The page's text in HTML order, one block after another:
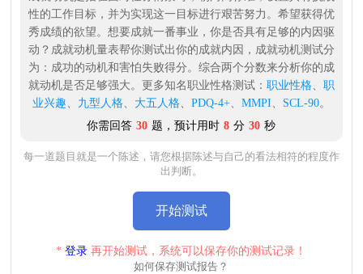
性的工作目标，并为实现这一目标进行艰苦努力。希望获得优
秀成绩的欲望。想要成就一番事业，你是否具有足够的内因驱
动？成就动机量表帮你测试出你的成就内因，成就动机测试分
为：成功的动机和害怕失败得分。综合两个分数来分析你的成
就动机是否足够强大。更多知名职业性格测试： 职业性格、 职
业兴趣 、 九型人格、 大五人格、 PDQ-4+、 MMPI 、 SCL-90。
你需回答 30 题，预计用时 8 分 30 秒
每一道题目就是一个陈述，请您根据陈述与自己的看法相符的程度作
出判断。
开始测试
*登录 再开始测试，系统可以保存你的测试记录！
如何保存测试报告？